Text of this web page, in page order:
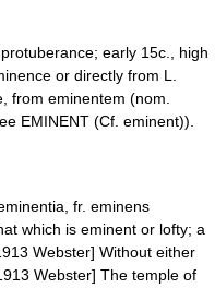
early 15c., high
or directly from L.
from eminentem (nom.
EMINENT (Cf. eminent)).
fr. eminens
which is eminent or lofty; a
Webster] Without either
Webster] The temple of